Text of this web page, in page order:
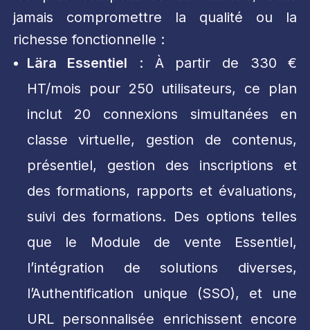
jamais compromettre la qualité ou la
richesse fonctionnelle :
Lära Essentiel : À partir de 330 €
HT/mois pour 250 utilisateurs, ce plan
inclut 20 connexions simultanées en
classe virtuelle, gestion de contenus,
présentiel, gestion des inscriptions et
des formations, rapports et évaluations,
suivi des formations. Des options telles
que le Module de vente Essentiel,
l’intégration de solutions diverses,
l’Authentification unique (SSO), et une
URL personnalisée enrichissent encore